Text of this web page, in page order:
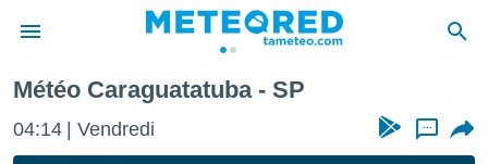
de
Météo Caraguatatuba - SP
04:14 Vendredi ...